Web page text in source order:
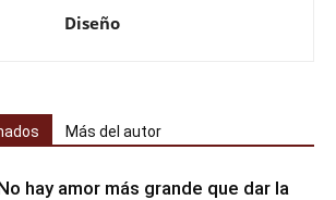
Diseño
Más del autor
hay amor más grande que dar la